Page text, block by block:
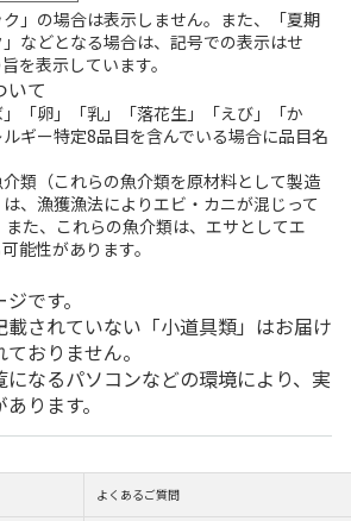
」の場合は表示しません。また、「夏期
などとなる場合は、記号での表示はせ
を表示しています。
いて
「卵」「乳」「落花生」「えび」「か
ギー特定8品目を含んでいる場合に品目名
類（これらの魚介類を原材料として製造
、漁獲漁法によりエビ・カニが混じって
た、これらの魚介類は、エサとしてエ
能性があります。
です。
載されていない「小道具類」はお届け
おりません。
になるパソコンなどの環境により、実
ります。
よくあるご質問